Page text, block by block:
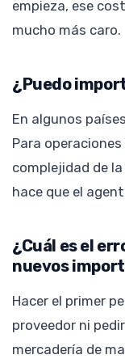
empieza, ese
mucho más caro.
¿Puedo
En algunos
Para
complejidad de
hace que el
¿Cuál es el
nuevos
Hacer el primer
proveedor ni
mercadería de